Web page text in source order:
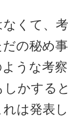
くて、
の秘め
うな考
かする
は発表